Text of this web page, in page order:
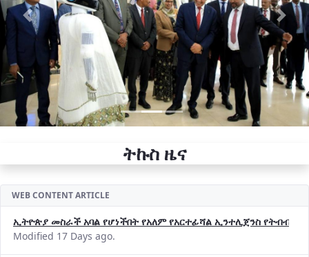
Previous Next
ትኩስ ዜና
WEB CONTENT ARTICLE
ኢትዮጵያ መስራች አባል የሆነችበት የአለም የአርተፊሻል ኢንተሊጀንስ የትብብር
Modified 17 Days ago.